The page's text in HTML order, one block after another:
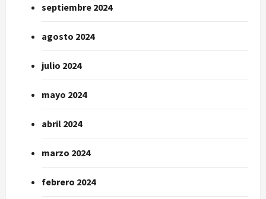
septiembre 2024
agosto 2024
julio 2024
mayo 2024
abril 2024
marzo 2024
febrero 2024